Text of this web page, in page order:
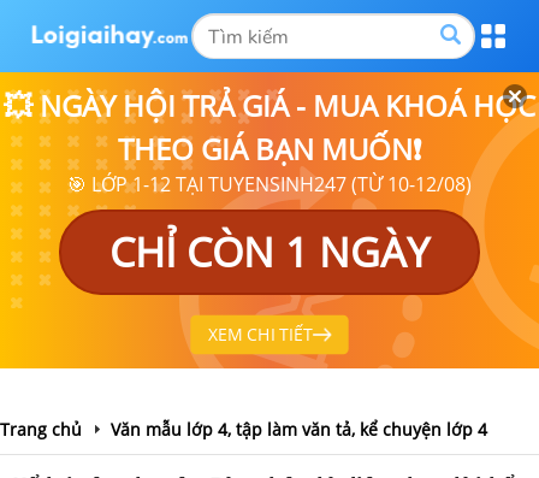
💥 NGÀY HỘI TRẢ GIÁ - MUA KHOÁ HỌC
THEO GIÁ BẠN MUỐN❗
🎯 LỚP 1-12 TẠI TUYENSINH247 (TỪ 10-12/08)
CHỈ CÒN 1 NGÀY
XEM CHI TIẾT
Trang chủ Văn mẫu lớp 4, tập làm văn tả, kể chuyện lớp 4